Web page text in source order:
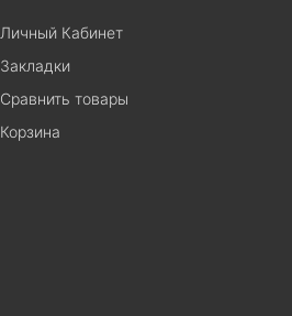
Личный Кабинет
Закладки
Сравнить товары
Корзина